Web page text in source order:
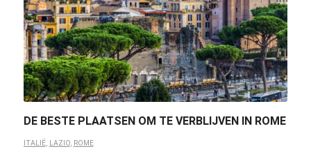
DE BESTE PLAATSEN OM TE VERBLIJVEN IN ROME
ITALIË, LAZIO, ROME